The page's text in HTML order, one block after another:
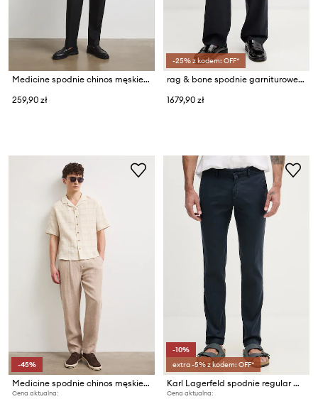
Medicine spodnie chinos męskie z wełną
259,90 zł
-25% z kodem: OFF*
rag & bone spodnie garniturowe męskie wełniane
1679,90 zł
-45%
Medicine spodnie chinos męskie lniane
Cena aktualna:
-10%
extra -5% z kodem: OFF*
Karl Lagerfeld spodnie regular męskie z domieszką lnu
Cena aktualna: